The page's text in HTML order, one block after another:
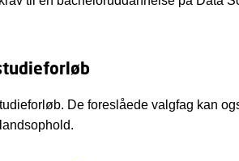
De foreslåede valgfag kan